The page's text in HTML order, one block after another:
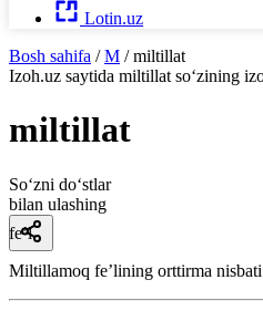
Lotin.uz
Bosh sahifa / M / miltillat
Izoh.uz saytida miltillat so‘zining
miltillat
So‘zni do‘stlar
bilan ulashing
fe’l
Miltillamoq feʼlining orttirma